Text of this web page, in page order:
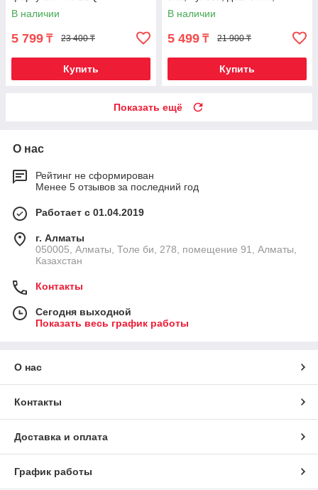
В наличии
5 799 ₸ 23 400 ₸
Купить
уровня кислорода,
активности}
В наличии
5 499 ₸ 21 900 ₸
Купить
Показать ещё
О нас
Рейтинг не сформирован
Менее 5 отзывов за последний год
Работает с 01.04.2019
г. Алматы
050005, Алматы, Толе би, 278, помещение 91, Алматы,
Казахстан
Контакты
Сегодня выходной
Показать весь график работы
О нас
Контакты
Доставка и оплата
График работы